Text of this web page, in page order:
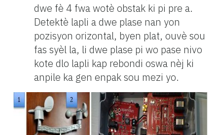
dwe fè 4 fwa wotè obstak ki pi pre a.
Detektè lapli a dwe plase nan yon
pozisyon orizontal, byen plat, ouvè sou
fas syèl la, li dwe plase pi wo pase nivo
kote dlo lapli kap rebondi oswa nèj ki
anpile ka gen enpak sou mezi yo.